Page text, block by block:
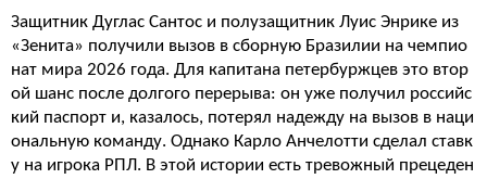
Защитник Дуглас Сантос и полузащитник Луис Энрике из
«Зенита» получили вызов в сборную Бразилии на чемпио
нат мира 2026 года. Для капитана петербуржцев это втор
ой шанс после долгого перерыва: он уже получил российс
кий паспорт и, казалось, потерял надежду на вызов в наци
ональную команду. Однако Карло Анчелотти сделал ставк
у на игрока РПЛ. В этой истории есть тревожный прецеден